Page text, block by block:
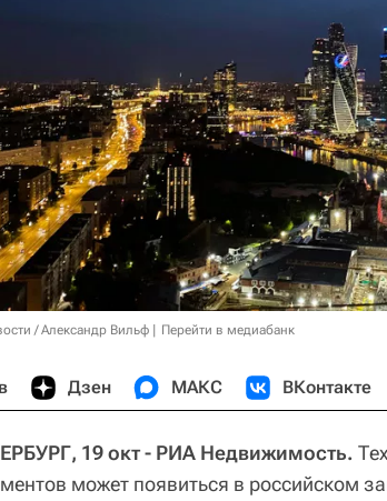
/ Александр Вильф Перейти в медиабанк
Дзен МАКС ВКонтакте
19 окт - РИА Недвижимость.
может появиться в российском